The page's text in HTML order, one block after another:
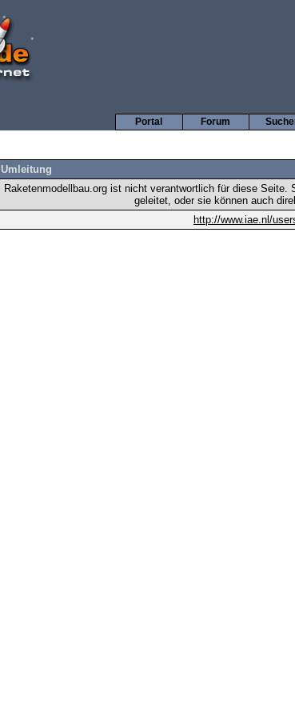
Forum
Portal
Umleitung
Raketenmodellbau.org ist nicht verantwortlich für diese Seite.
geleitet, oder sie können auch
http://www.iae.nl/